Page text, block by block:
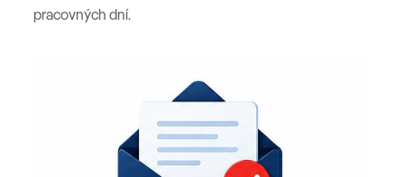
pracovných dní.